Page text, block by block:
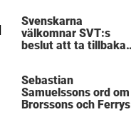
Svenskarna
välkomnar SVT:s
beslut att ta tillbaka
Sebastian
Samuelssons ord om
Brorssons och Ferrys